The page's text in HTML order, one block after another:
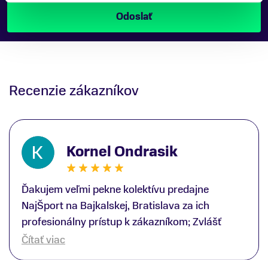
Recenzie zákazníkov
Kornel Ondrasik
Ďakujem veľmi pekne kolektívu predajne
NajŠport na Bajkalskej, Bratislava za ich
profesionálny prístup k zákazníkom; Zvlášť
ďakujem špecialistovi Martinovi Gunišovi za
Čítať viac